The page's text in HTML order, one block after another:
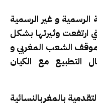
و غير الرسمية
ارتفعت وثيرتها بشكل
موقف الشعب المغربي و
التطبيع مع الكيان
بالمغربالنسائية